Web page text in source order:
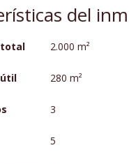
del
total 2.000 m²
280 m²
3
5